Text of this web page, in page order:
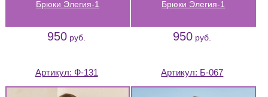
Брюки Элегия-1
950 руб.
Брюки Элегия-1
950 руб.
Артикул: Ф-131 Артикул: Б-067